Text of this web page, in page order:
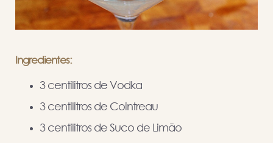
Ingredientes:
3 centilitros de Vodka
3 centilitros de Cointreau
3 centilitros de Suco de Limão